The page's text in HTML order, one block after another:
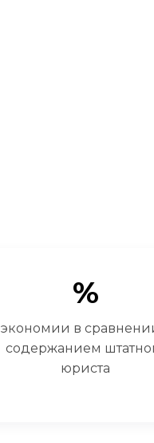
%
экономии в
содержанием
юриста